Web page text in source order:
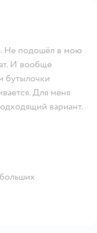
Не подошёл в мою
И вообще
бутылочки
Для меня
вариант.